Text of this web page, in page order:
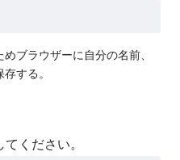
ブラウザーに自分の名前、
する。
ください。